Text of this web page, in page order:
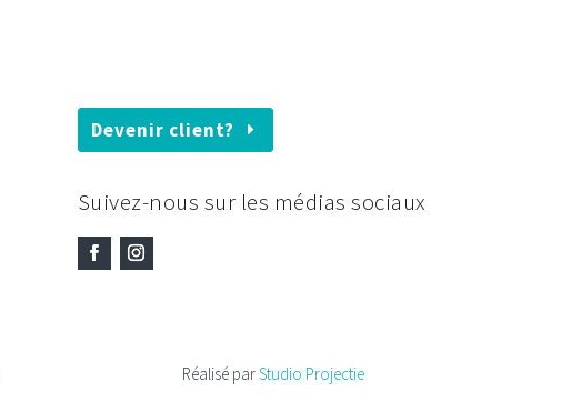
Devenir client?
Suivez-nous sur les médias sociaux
Réalisé parStudio Projectie